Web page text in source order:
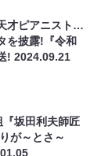
才ピアニスト…
を披露!『令和
!2024.09.21
坂田利夫師匠
が～とさ～